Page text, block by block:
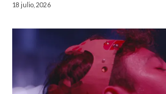
18 julio, 2026